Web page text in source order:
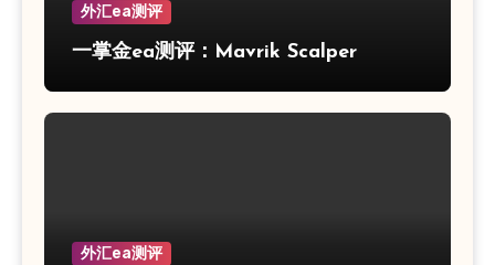
外汇ea测评
一掌金ea测评：Mavrik Scalper
外汇ea测评